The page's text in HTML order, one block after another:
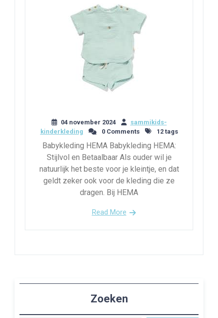
04 november 2024
sammikids-
kinderkleding
0 Comments 12 tags
Babykleding HEMA Babykleding HEMA:
Stijlvol en Betaalbaar Als ouder wil je
natuurlijk het beste voor je kleintje, en dat
geldt zeker ook voor de kleding die ze
dragen. Bij HEMA
Read More
Zoeken